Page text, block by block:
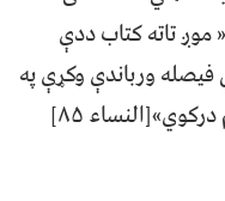
تاته کتاب ددې
ورباندې وکړې په
۸۵]